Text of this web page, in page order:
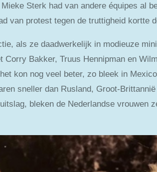
Sterk had van andere équipes al
van protest tegen de truttigheid
als ze daadwerkelijk in modieuze
Bakker, Truus Hennipman en
kon nog veel beter, zo bleek in
sneller dan Rusland, Groot-
bleken de Nederlandse vrouwen